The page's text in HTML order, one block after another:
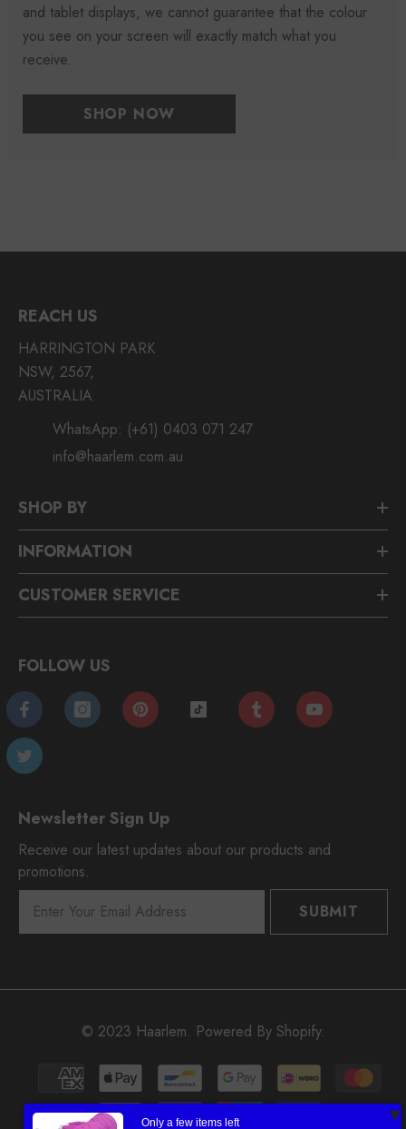
and tablet displays, we cannot guarantee that the colour
you see on your screen will exactly match what you
receive.
SHOP NOW
REACH US
HARRINGTON PARK
NSW, 2567,
AUSTRALIA
WhatsApp: (+61) 0403 071 247
info@haarlem.com.au
SHOP BY
INFORMATION
CUSTOMER SERVICE
Newsletter Sign Up
Receive our latest updates about our products and
promotions.
SUBMIT
FOLLOW US
© 2023 Haarlem. Powered By Shopify.
Moyens
de
Only a few items left